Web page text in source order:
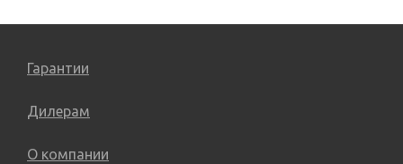
Гарантии
Дилерам
О компании